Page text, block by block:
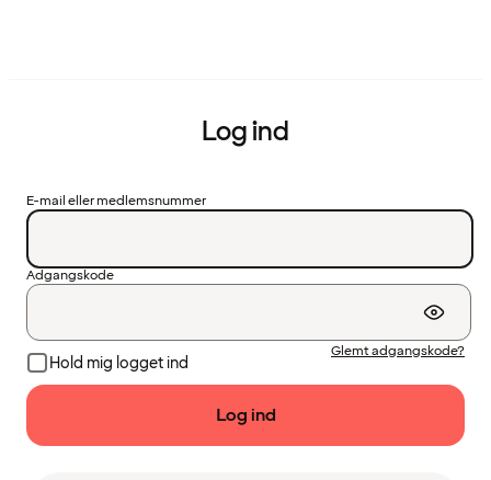
Log ind
E-mail eller medlemsnummer
Adgangskode
Hold mig logget ind
Glemt adgangskode?
Log ind